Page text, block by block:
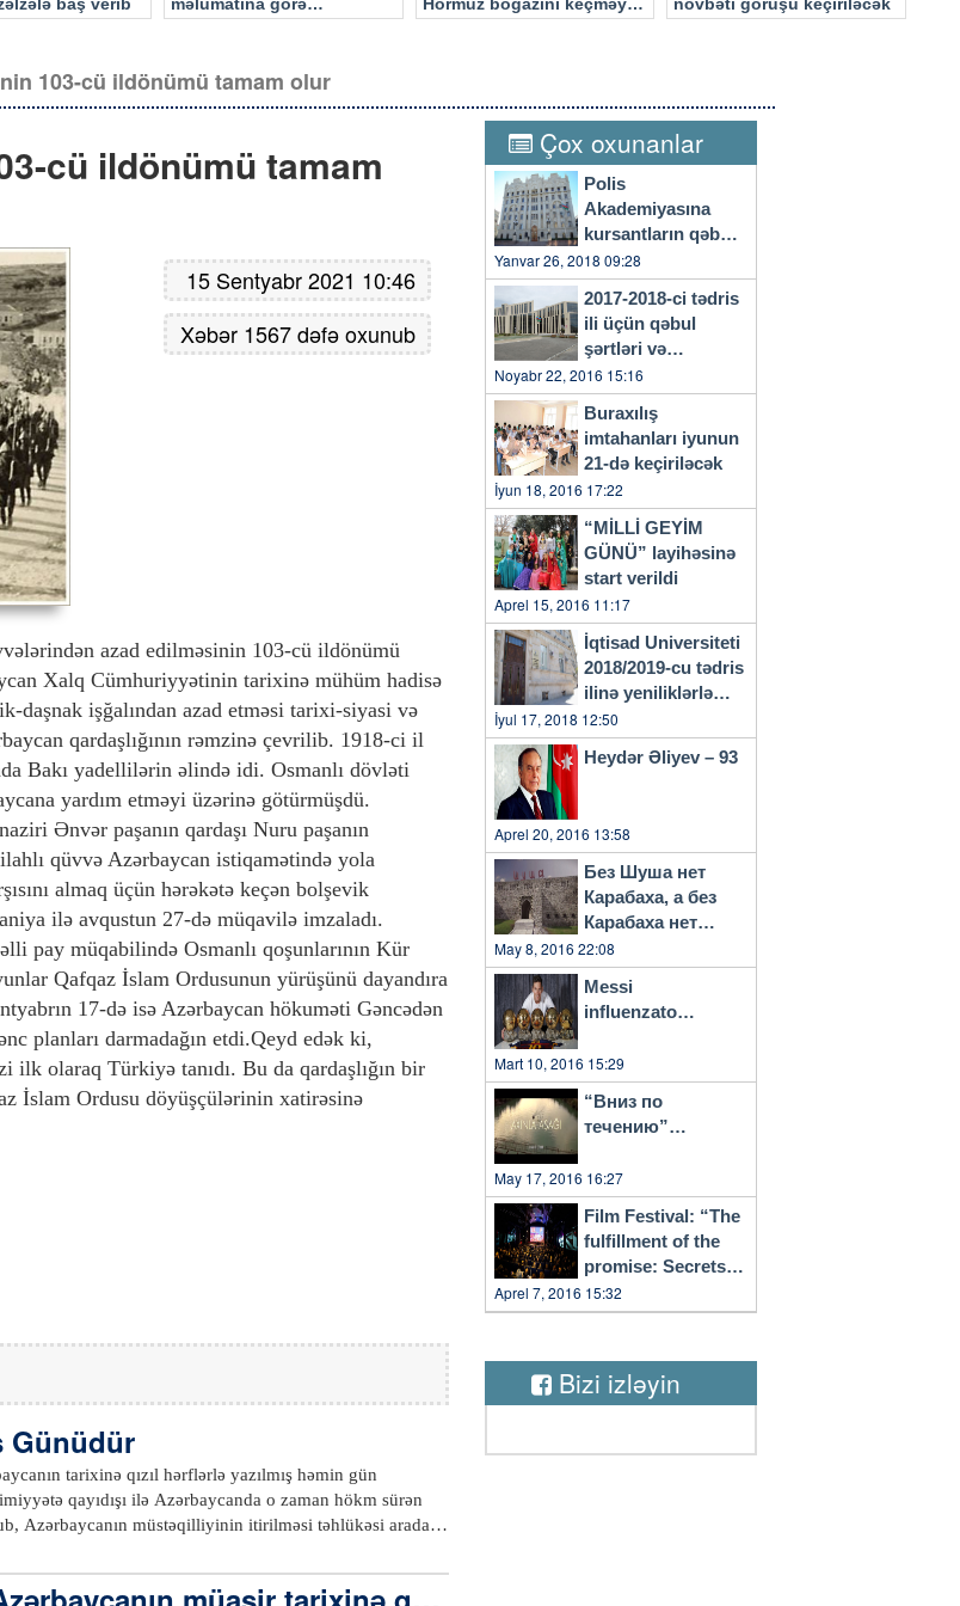
103-cü ildönümü tamam olur
cü ildönümü tamam
15 Sentyabr 2021 10:46
Xəbər 1567 dəfə oxunub
azad edilməsinin 103-cü ildönümü
Xalq Cümhuriyyətinin tarixinə mühüm hadisə
daşnak işğalından azad etməsi tarixi-siyasi və
qardaşlığının rəmzinə çevrilib. 1918-ci il
Bakı yadellilərin əlində idi. Osmanlı dövləti
yardım etməyi üzərinə götürmüşdü.
Ənvər paşanın qardaşı Nuru paşanın
qüvvə Azərbaycan istiqamətində yola
almaq üçün hərəkətə keçən bolşevik
ilə avqustun 27-də müqavilə imzaladı.
pay müqabilində Osmanlı qoşunlarının Kür
Qafqaz İslam Ordusunun yürüşünü dayandıra
17-də isə Azərbaycan hökuməti Gəncədən
planları darmadağın etdi.Qeyd edək ki,
olaraq Türkiyə tanıdı. Bu da qardaşlığın bir
İslam Ordusu döyüşçülərinin xatirəsinə
Günüdür
qayıdışı ilə Azərbaycanda o zaman hökm sürən
Azərbaycanın müstəqilliyinin itirilməsi təhlükəsi aradan
Əliyev Azərbaycan Respublikası Ali Sovetinin sədri
tarixində növbəti və bu günə qədər davam edən uğurlu
Çox oxunanlar
Polis
Akademiyasına
kursantların qəbulu
başlayıb
Yanvar 26, 2018 09:28
2017-2018-ci tədris
ili üçün qəbul
şərtləri və
qaydaları…
Noyabr 22, 2016 15:16
Buraxılış
imtahanları iyunun
21-də keçiriləcək
İyun 18, 2016 17:22
“MİLLİ GEYİM
GÜNÜ” layihəsinə
start verildi
Aprel 15, 2016 11:17
İqtisad Universiteti
2018/2019-cu tədris
ilinə yeniliklərlə
başlayacaq
İyul 17, 2018 12:50
Heydər Əliyev – 93
Aprel 20, 2016 13:58
Без Шуша нет
Карабаха, а без
Карабаха нет
Азербайджана…
May 8, 2016 22:08
Messi
influenzato…
Mart 10, 2016 15:29
“Вниз по
течению”…
May 17, 2016 16:27
Film Festival: “The
fulfillment of the
promise: Secrets
of Vilnius”
Aprel 7, 2016 15:32
Bizi izləyin